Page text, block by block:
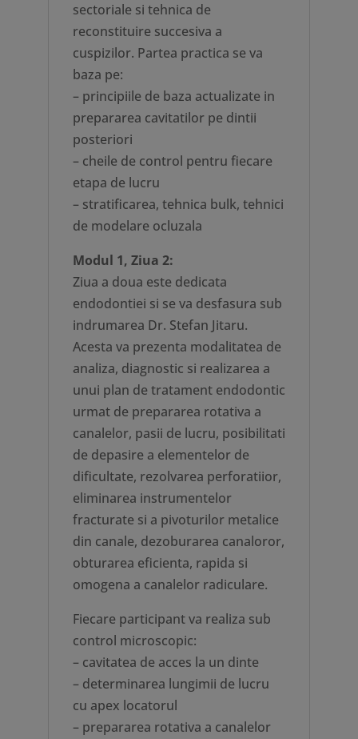
sectoriale si tehnica de
reconstituire succesiva a
cuspizilor. Partea practica se va
baza pe:
– principiile de baza actualizate in
prepararea cavitatilor pe dintii
posteriori
– cheile de control pentru fiecare
etapa de lucru
– stratificarea, tehnica bulk, tehnici
de modelare ocluzala
Modul 1, Ziua 2:
Ziua a doua este dedicata
endodontiei si se va desfasura sub
indrumarea Dr. Stefan Jitaru.
Acesta va prezenta modalitatea de
analiza, diagnostic si realizarea a
unui plan de tratament endodontic
urmat de prepararea rotativa a
canalelor, pasii de lucru, posibilitati
de depasire a elementelor de
dificultate, rezolvarea perforatiior,
eliminarea instrumentelor
fracturate si a pivoturilor metalice
din canale, dezoburarea canaloror,
obturarea eficienta, rapida si
omogena a canalelor radiculare.
Fiecare participant va realiza sub
control microscopic:
– cavitatea de acces la un dinte
– determinarea lungimii de lucru
cu apex locatorul
– prepararea rotativa a canalelor